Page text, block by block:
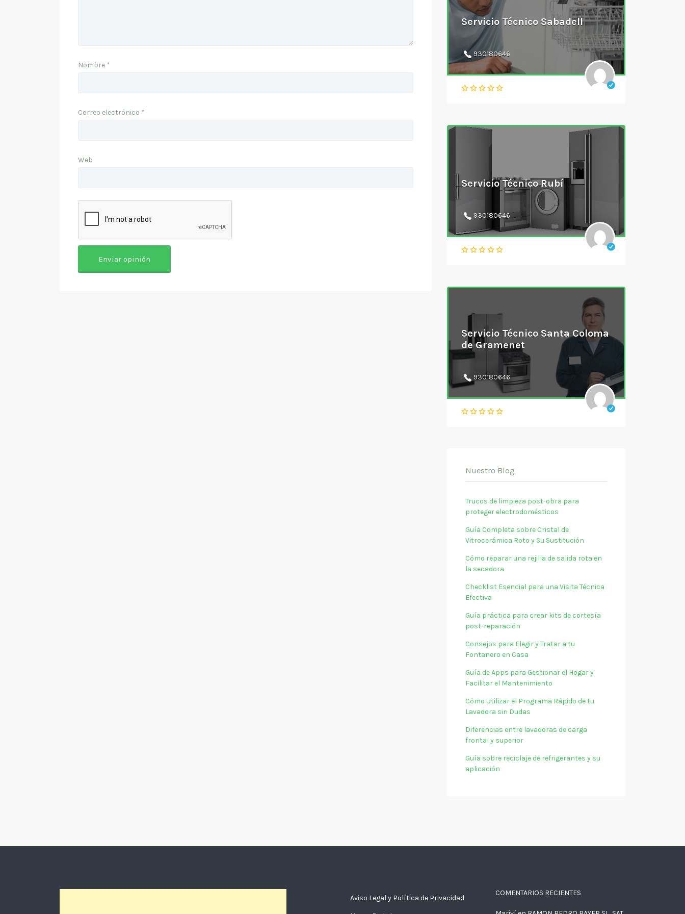
Nombre *
Correo electrónico *
Web
Servicio Técnico Sabadell
930180646
Servicio Técnico Rubí
930180646
Servicio Técnico Santa Coloma
de Gramenet
930180646
Nuestro Blog
Trucos de limpieza post-obra para
proteger electrodomésticos
Guía Completa sobre Cristal de
Vitrocerámica Roto y Su Sustitución
Cómo reparar una rejilla de salida rota en
la secadora
Checklist Esencial para una Visita Técnica
Efectiva
Guía práctica para crear kits de cortesía
post-reparación
Consejos para Elegir y Tratar a tu
Fontanero en Casa
Guía de Apps para Gestionar el Hogar y
Facilitar el Mantenimiento
Cómo Utilizar el Programa Rápido de tu
Lavadora sin Dudas
Diferencias entre lavadoras de carga
frontal y superior
Guía sobre reciclaje de refrigerantes y su
aplicación
Aviso Legal y Política de Privacidad
COMENTARIOS RECIENTES